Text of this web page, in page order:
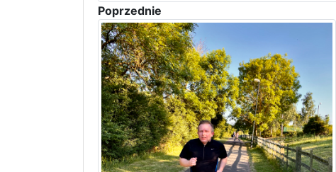
Poprzednie